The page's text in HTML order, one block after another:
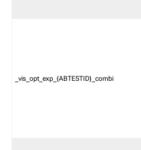
_vis_opt_exp_{ABTESTID}_combi